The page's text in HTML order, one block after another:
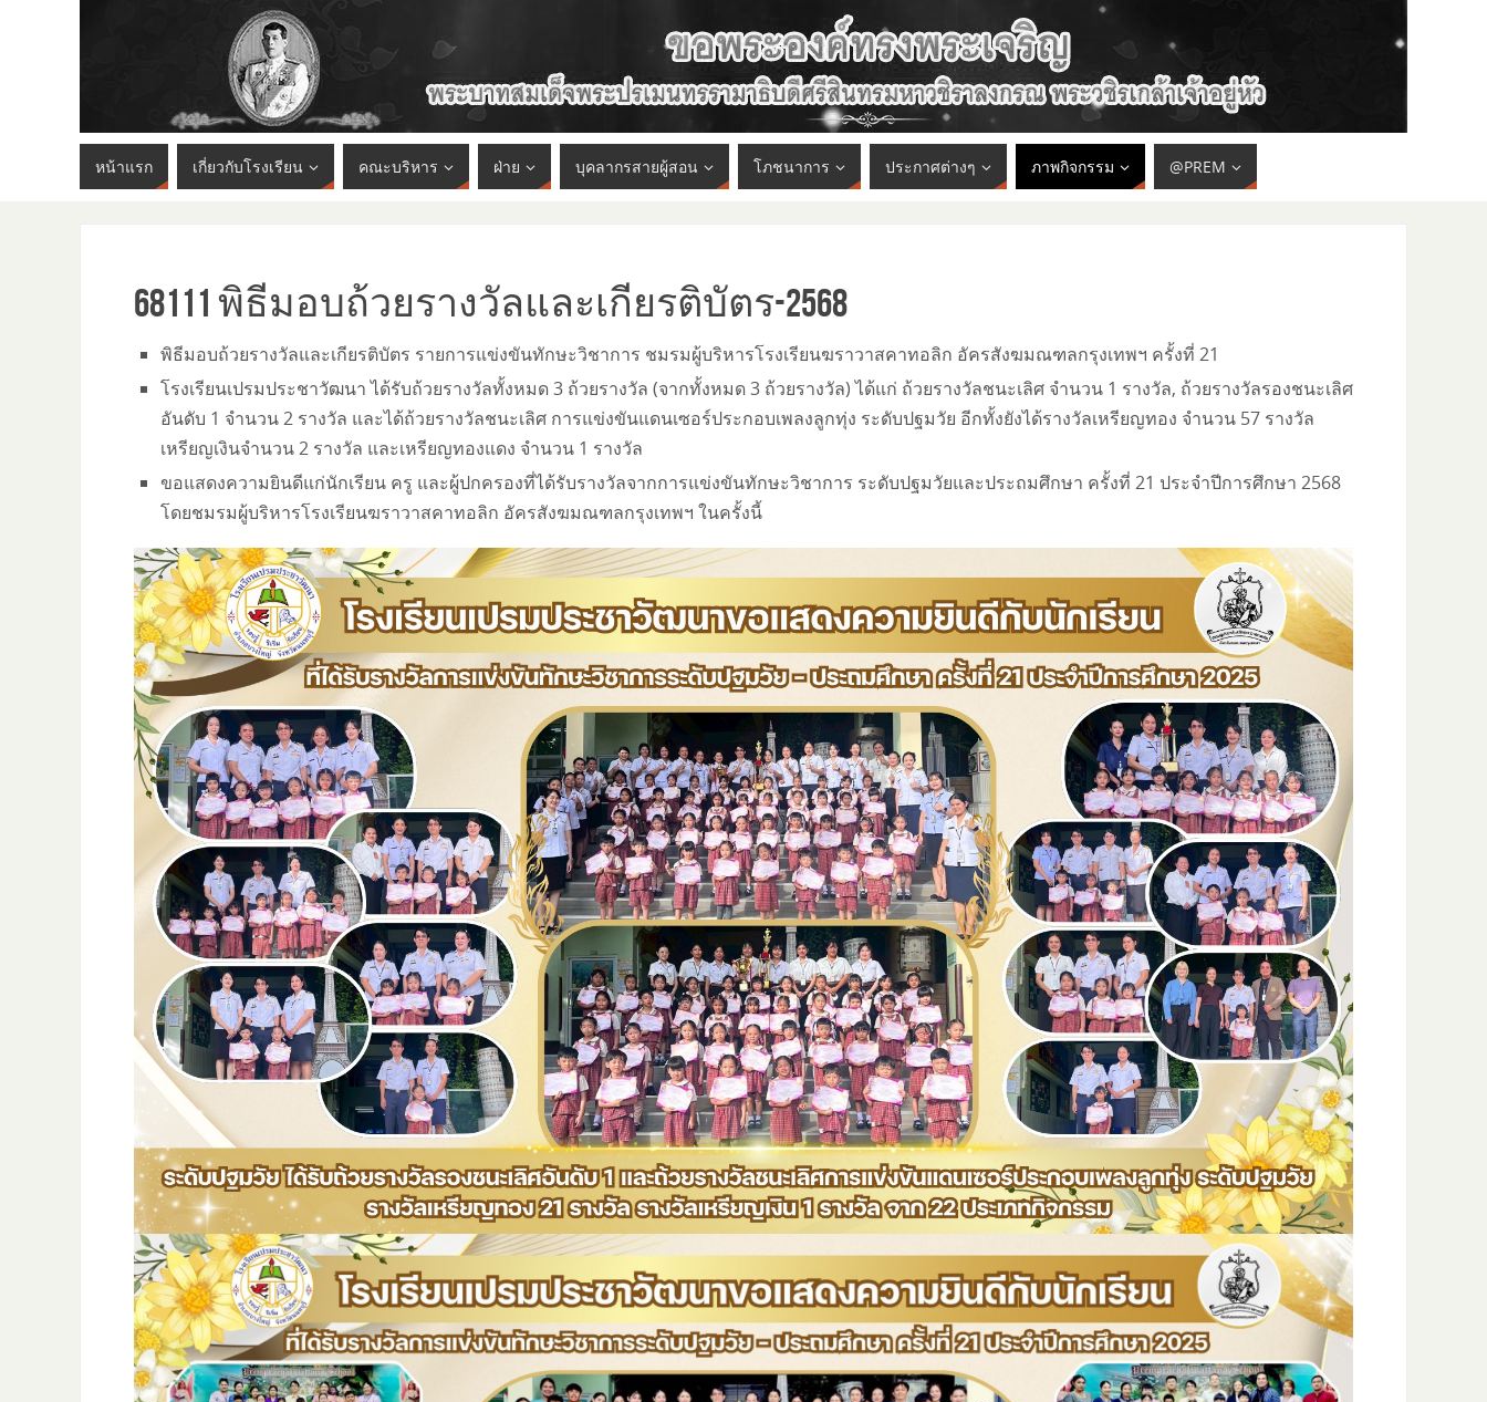
หน้าแรก เกี่ยวกับโรงเรียน คณะบริหาร ฝ่าย บุคลากรสายผู้สอน โภชนาการ ประกาศต่างๆ ภาพกิจกรรม @PREM
68111 พิธีมอบถ้วยรางวัลและเกียรติบัตร-2568
พิธีมอบถ้วยรางวัลและเกียรติบัตร รายการแข่งขันทักษะวิชาการ ชมรมผู้บริหารโรงเรียนฆราวาสคาทอลิก อัครสังฆมณฑลกรุงเทพฯ ครั้งที่ 21
โรงเรียนเปรมประชาวัฒนา ได้รับถ้วยรางวัลทั้งหมด 3 ถ้วยรางวัล (จากทั้งหมด 3 ถ้วยรางวัล) ได้แก่ ถ้วยรางวัลชนะเลิศ จำนวน 1 รางวัล, ถ้วยรางวัลรองชนะเลิศ
อันดับ 1 จำนวน 2 รางวัล และได้ถ้วยรางวัลชนะเลิศ การแข่งขันแดนเซอร์ประกอบเพลงลูกทุ่ง ระดับปฐมวัย อีกทั้งยังได้รางวัลเหรียญทอง จำนวน 57 รางวัล
เหรียญเงินจำนวน 2 รางวัล และเหรียญทองแดง จำนวน 1 รางวัล
ขอแสดงความยินดีแก่นักเรียน ครู และผู้ปกครองที่ได้รับรางวัลจากการแข่งขันทักษะวิชาการ ระดับปฐมวัยและประถมศึกษา ครั้งที่ 21 ประจำปีการศึกษา 2568
โดยชมรมผู้บริหารโรงเรียนฆราวาสคาทอลิก อัครสังฆมณฑลกรุงเทพฯ ในครั้งนี้